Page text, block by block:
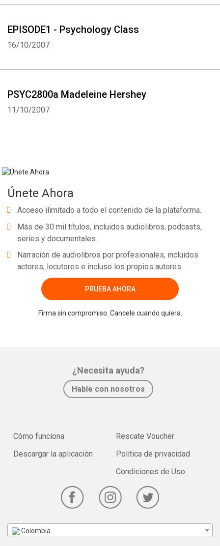
EPISODE1 - Psychology Class
16/10/2007
PSYC2800a Madeleine Hershey
11/10/2007
Únete Ahora
Acceso ilimitado a todo el contenido de la plataforma.
Más de 30 mil títulos, incluidos audiolibros, podcasts,
series y documentales.
Narración de audiolibros por profesionales, incluidos
actores, locutores e incluso los propios autores.
PRUEBA AHORA
Firma sin compromiso. Cancele cuando quiera.
¿Necesita ayuda?
Hable con nosotros
Cómo funciona
Descargar la aplicación
Rescate Voucher
Política de privacidad
Condiciones de Uso
Colombia